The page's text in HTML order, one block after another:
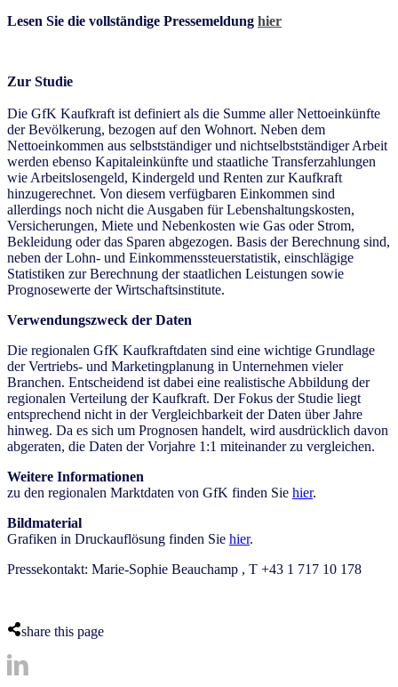
Lesen Sie die vollständige Pressemeldung hier
Zur Studie
Die GfK Kaufkraft ist definiert als die Summe aller Nettoeinkünfte
der Bevölkerung, bezogen auf den Wohnort. Neben dem
Nettoeinkommen aus selbstständiger und nichtselbstständiger Arbeit
werden ebenso Kapitaleinkünfte und staatliche Transferzahlungen
wie Arbeitslosengeld, Kindergeld und Renten zur Kaufkraft
hinzugerechnet. Von diesem verfügbaren Einkommen sind
allerdings noch nicht die Ausgaben für Lebenshaltungskosten,
Versicherungen, Miete und Nebenkosten wie Gas oder Strom,
Bekleidung oder das Sparen abgezogen. Basis der Berechnung sind,
neben der Lohn- und Einkommenssteuerstatistik, einschlägige
Statistiken zur Berechnung der staatlichen Leistungen sowie
Prognosewerte der Wirtschaftsinstitute.
Verwendungszweck der Daten
Die regionalen GfK Kaufkraftdaten sind eine wichtige Grundlage
der Vertriebs- und Marketingplanung in Unternehmen vieler
Branchen. Entscheidend ist dabei eine realistische Abbildung der
regionalen Verteilung der Kaufkraft. Der Fokus der Studie liegt
entsprechend nicht in der Vergleichbarkeit der Daten über Jahre
hinweg. Da es sich um Prognosen handelt, wird ausdrücklich davon
abgeraten, die Daten der Vorjahre 1:1 miteinander zu vergleichen.
Weitere Informationen
zu den regionalen Marktdaten von GfK finden Sie hier.
Bildmaterial
Grafiken in Druckauflösung finden Sie hier.
Pressekontakt: Marie-Sophie Beauchamp , T +43 1 717 10 178
share this page